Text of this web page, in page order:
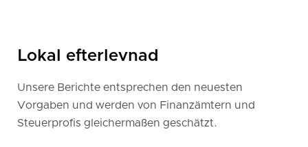
Lokal efterlevnad
Unsere Berichte entsprechen den neuesten
Vorgaben und werden von Finanzämtern und
Steuerprofis gleichermaßen geschätzt.